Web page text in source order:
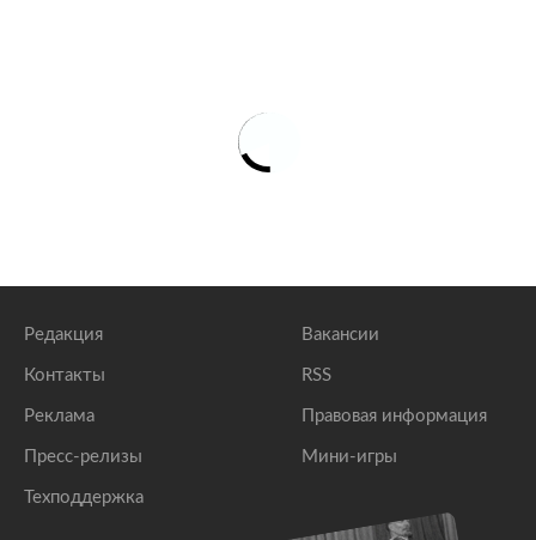
Редакция
Контакты
Реклама
Пресс-релизы
Техподдержка
Вакансии
RSS
Правовая информация
Мини-игры